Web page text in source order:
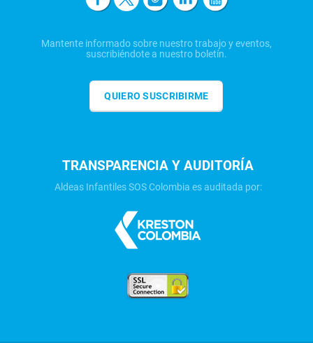
Mantente informado sobre nuestro trabajo y eventos,
suscribiéndote a nuestro boletín.
QUIERO SUSCRIBIRME
TRANSPARENCIA Y AUDITORÍA
Aldeas Infantiles SOS Colombia es auditada por: